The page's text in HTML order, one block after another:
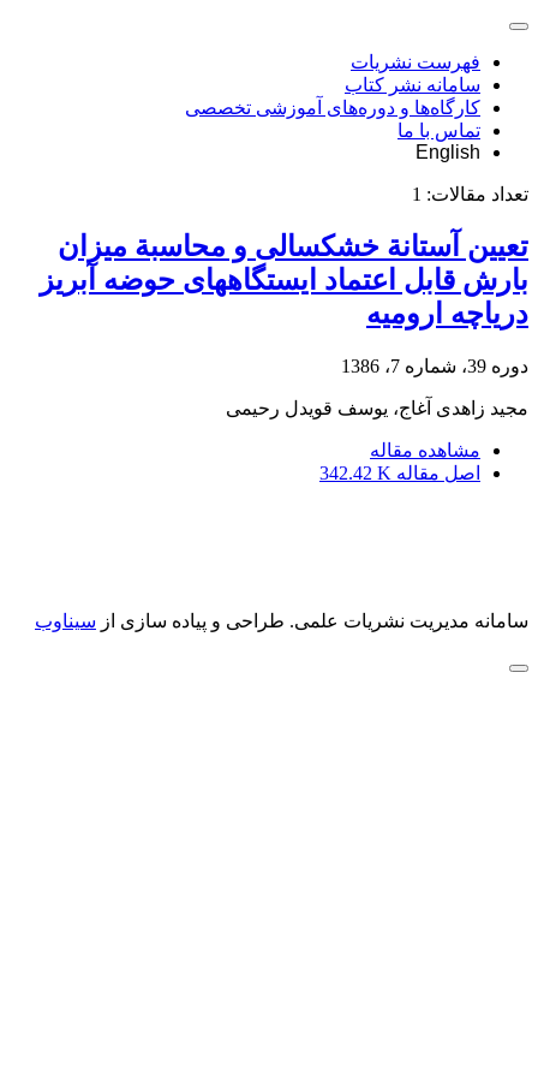
فهرست نشریات
سامانه نشر کتاب
کارگاه‌ها و دوره‌های آموزشی تخصصی
تماس با ما
English
تعداد مقالات: 1
تعیین آستانة خشکسالی و محاسبة میزان
بارش قابل اعتماد ایستگاههای حوضه آبریز
دریاچه ارومیه
دوره 39، شماره 7، 1386
مجید زاهدی آغاج، یوسف قویدل رحیمی
مشاهده مقاله
اصل مقاله 342.42 K
سامانه مدیریت نشریات علمی. طراحی و پیاده سازی از سیناوب